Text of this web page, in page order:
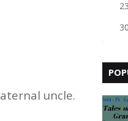
uncle.
23
30